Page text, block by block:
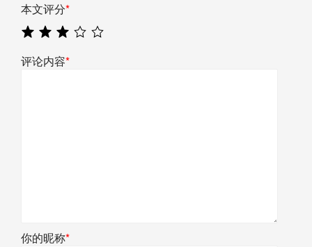
本文评分*
评论内容*
你的昵称*